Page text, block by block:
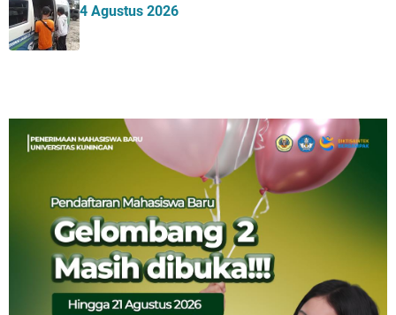
4 Agustus 2026